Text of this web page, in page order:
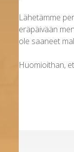
Lähetämme
eräpäivään
ole saaneet
Huomioithan,